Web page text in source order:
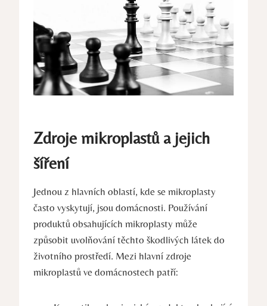
Zdroje mikroplastů a jejich
šíření
Jednou z hlavních oblastí, kde se mikroplasty
často vyskytují, jsou domácnosti. Používání
produktů obsahujících mikroplasty může
způsobit uvolňování těchto škodlivých látek do
životního prostředí. Mezi hlavní zdroje
mikroplastů ve domácnostech patří: